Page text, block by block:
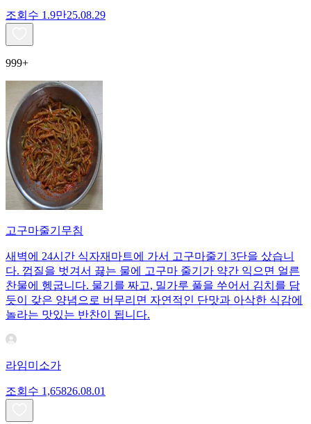
조회수 1.9만25.08.29
999+
고구마줄기무침
새벽에 24시간 식자재마트에 가서 고구마줄기 3단을 샀습니
다. 껍질을 벗겨서 끓는 물에 고구마 줄기가 약간 익으면 얼른
찬물에 헹굽니다. 물기를 짜고, 밀가루 풀을 쑤어서 김치를 담
듯이 갖은 양념으로 버무리면 자연적인 단맛과 아삭한 식감에
놀라는 맛있는 반찬이 됩니다.
라임미소가
조회수 1,65826.08.01